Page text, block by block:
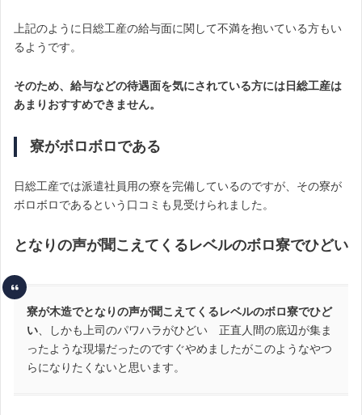
上記のように日総工産の給与面に関して不満を抱いている方もい
るようです。
そのため、給与などの待遇面を気にされている方には日総工産は
あまりおすすめできません。
寮がボロボロである
日総工産では派遣社員用の寮を完備しているのですが、その寮が
ボロボロであるという口コミも見受けられました。
となりの声が聞こえてくるレベルのボロ寮でひどい
寮が木造でとなりの声が聞こえてくるレベルのボロ寮でひど
い 、しかも上司のパワハラがひどい 正直人間の底辺が集ま
ったような現場だったのですぐやめましたがこのようなやつ
らになりたくないと思います。